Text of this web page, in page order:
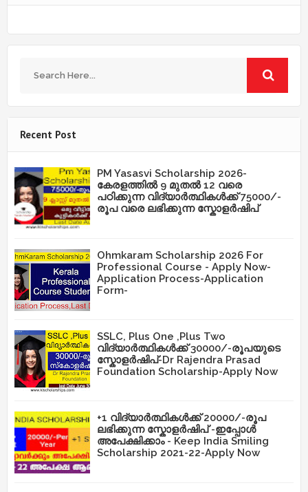
Recent Post
PM Yasasvi Scholarship 2026-
കേരളത്തിൽ 9 മുതൽ 12 വരെ
പഠിക്കുന്ന വിദ്യാർത്ഥികൾക്ക് 75000/-
രൂപ വരെ ലഭിക്കുന്ന സ്കോളർഷിപ്
Ohmkaram Scholarship 2026 For
Professional Course - Apply Now-
Application Process-Application
Form-
SSLC, Plus One ,Plus Two
വിദ്യാർത്ഥികൾക്ക് 30000/-രൂപയുടെ
സ്കോളർഷിപ്-Dr Rajendra Prasad
Foundation Scholarship-Apply Now
+1 വിദ്യാർത്ഥികൾക്ക് 20000/-രൂപ
ലഭിക്കുന്ന സ്കോളർഷിപ് -ഇപ്പോൾ
അപേക്ഷിക്കാം - Keep India Smiling
Scholarship 2021-22-Apply Now